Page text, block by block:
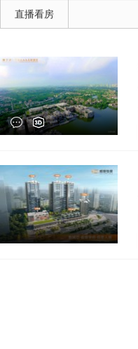
直播看房